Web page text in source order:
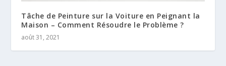
Tâche de Peinture sur la Voiture en Peignant la
Maison – Comment Résoudre le Problème ?
août 31, 2021